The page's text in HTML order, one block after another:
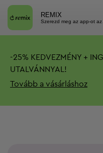
REMIX
Szerezd meg az app-ot
-25% KEDVEZMÉNY +
UTALVÁNNYAL!
Tovább a vásárláshoz